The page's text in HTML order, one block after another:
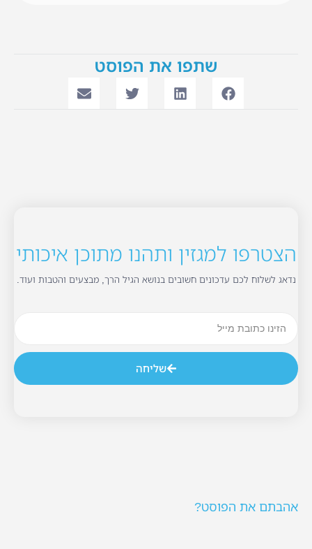
שתפו את הפוסט
הצטרפו למגזין ותהנו מתוכן איכותי
נדאג לשלוח לכם עדכונים חשובים בנושא הגיל הרך, מבצעים והטבות ועוד.
שליחה
אהבתם את הפוסט?